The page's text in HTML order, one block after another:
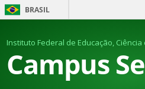
BRASIL
Instituto Federal de Educação,
Campus